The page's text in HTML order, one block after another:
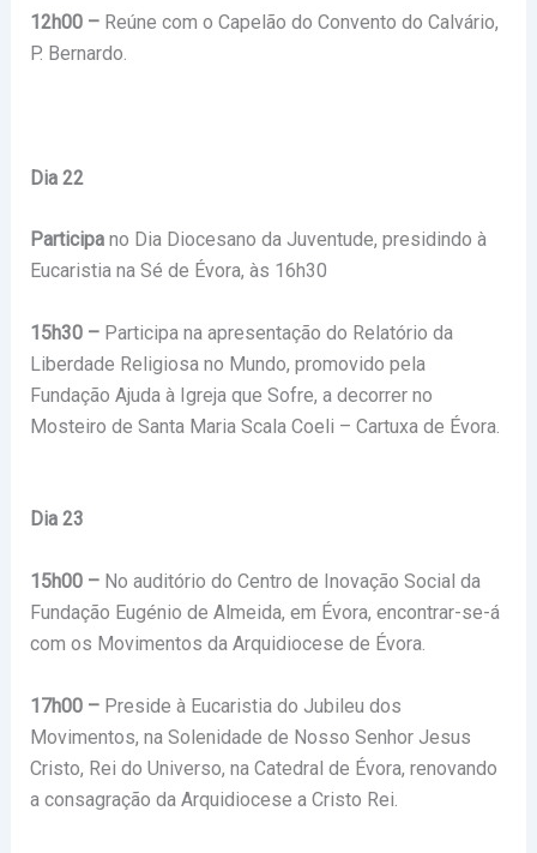
12h00 –Reúne com o Capelão do Convento do Calvário,
P. Bernardo.
Dia 22
Participano Dia Diocesano da Juventude, presidindo à
Eucaristia na Sé de Évora, às 16h30
15h30 –Participa na apresentação do Relatório da
Liberdade Religiosa no Mundo, promovido pela
Fundação Ajuda à Igreja que Sofre, a decorrer no
Mosteiro de Santa Maria Scala Coeli – Cartuxa de Évora.
Dia 23
15h00 –No auditório do Centro de Inovação Social da
Fundação Eugénio de Almeida, em Évora, encontrar-se-á
com os Movimentos da Arquidiocese de Évora.
17h00 –Preside à Eucaristia do Jubileu dos
Movimentos, na Solenidade de Nosso Senhor Jesus
Cristo, Rei do Universo, na Catedral de Évora, renovando
a consagração da Arquidiocese a Cristo Rei.